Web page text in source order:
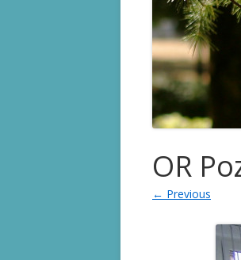
OR
← Previous